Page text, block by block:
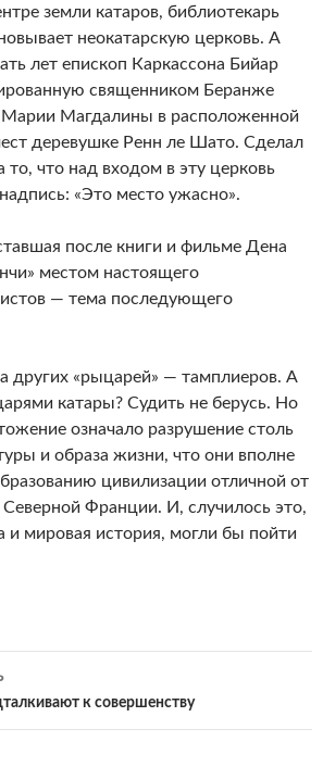
земли катаров, библиотекарь
неокатарскую церковь. А
лет епископ Каркассона Бийар
священником Беранже
Магдалины в расположенной
деревушке Ренн ле Шато. Сделал
то, что над входом в эту церковь
«Это место ужасно».
после книги и фильме Дена
местом настоящего
— тема последующего
других «рыцарей» — тамплиеров. А
катары? Судить не берусь. Но
означало разрушение столь
и образа жизни, что они вполне
цивилизации отличной от
Франции. И, случилось это,
и мировая история, могли бы пойти
к совершенству